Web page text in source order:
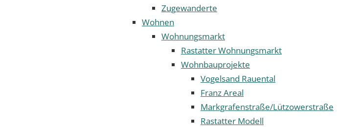
Zugewanderte
Wohnen
Wohnungsmarkt
Rastatter Wohnungsmarkt
Wohnbauprojekte
Vogelsand Rauental
Franz Areal
Markgrafenstraße/Lützowerstraße
Rastatter Modell